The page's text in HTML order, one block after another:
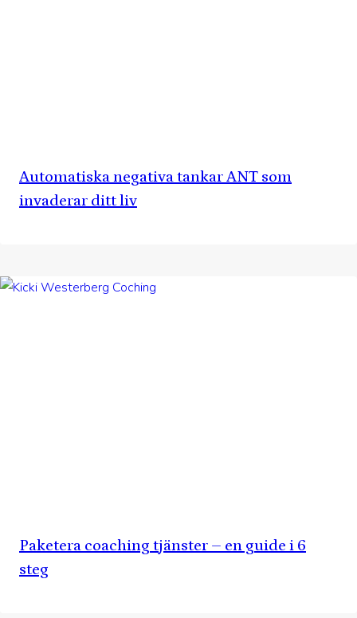
Automatiska negativa tankar ANT som
invaderar ditt liv
Paketera coaching tjänster – en guide i 6
steg